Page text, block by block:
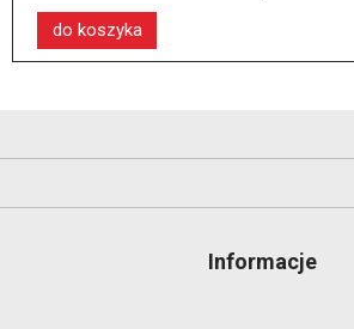
do koszyka
Informacje